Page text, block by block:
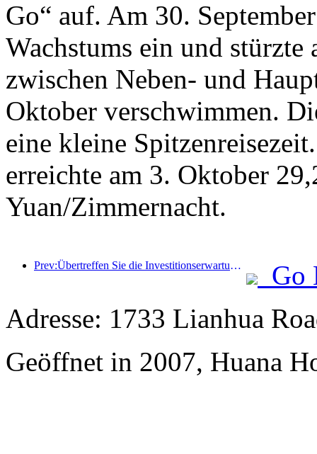
Go“ auf. Am 30.
Wachstums ein und
zwischen Neben- und
Oktober verschwimmen.
eine kleine
erreichte am 3. Oktober
Yuan/Zimmernacht.
Prev:Übertreffen Sie die Investitionserwartungen bestehender Hotels! Das Wanxin Zhige Hotel wurde von der Branche als „Hervorragende Managementmarke bestehender Hotels“ ausgezeichnet.
Go
Adresse: 1733 Lianhua
Geöffnet in 2007, Huana